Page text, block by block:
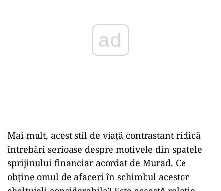
ad
Mai mult, acest stil de viață contrastant ridică
întrebări serioase despre motivele din spatele
sprijinului financiar acordat de Murad. Ce
obține omul de afaceri în schimbul acestor